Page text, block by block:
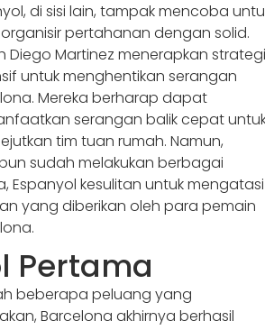
di sisi lain, tampak mencoba
pertahanan dengan solid.
Diego Martinez menerapkan strategi
untuk menghentikan serangan
Mereka berharap dapat
serangan balik cepat
tim tuan rumah. Namun,
sudah melakukan berbagai
Espanyol kesulitan untuk mengatasi
yang diberikan oleh para pemain
Pertama
beberapa peluang yang
Barcelona akhirnya berhasil